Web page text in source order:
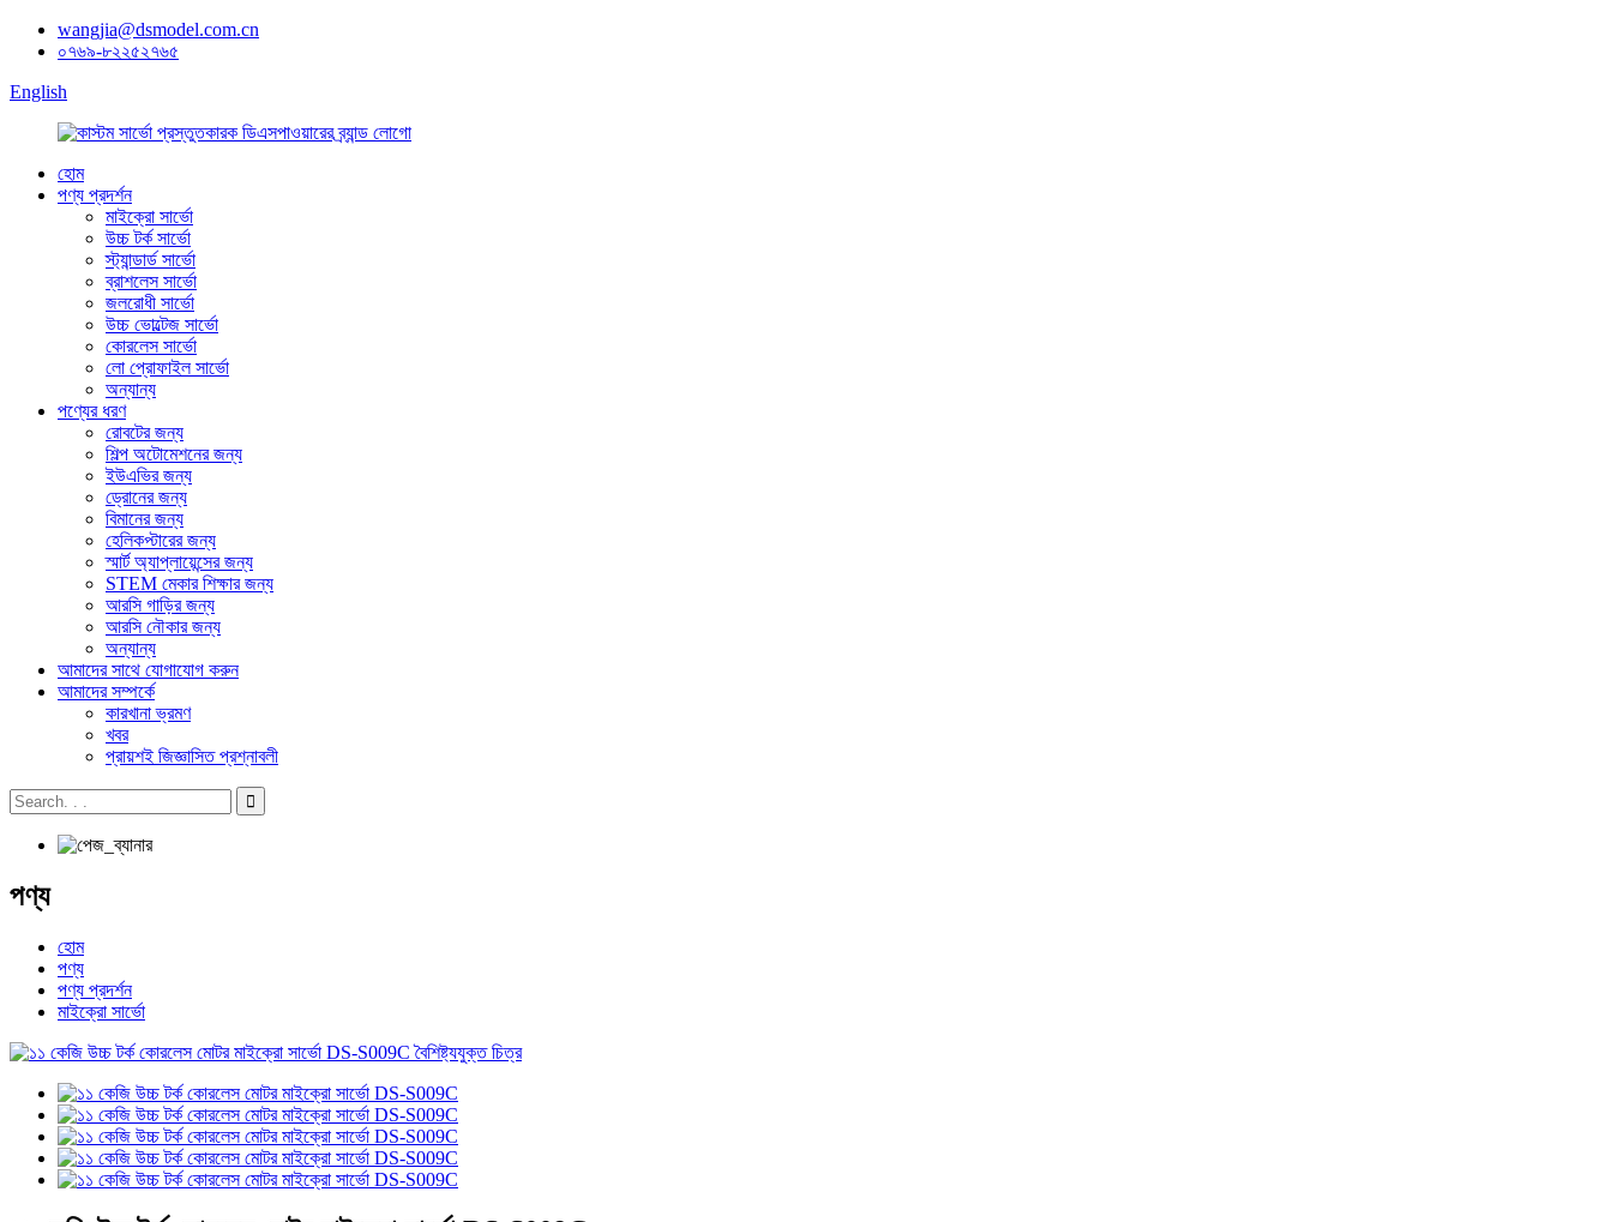
wangjia@dsmodel.com.cn
০৭৬৯-৮২২৫২৭৬৫
English
হোম
পণ্য প্রদর্শন
মাইক্রো সার্ভো
উচ্চ টর্ক সার্ভো
স্ট্যান্ডার্ড সার্ভো
ব্রাশলেস সার্ভো
জলরোধী সার্ভো
উচ্চ ভোল্টেজ সার্ভো
কোরলেস সার্ভো
লো প্রোফাইল সার্ভো
অন্যান্য
পণ্যের ধরণ
রোবটের জন্য
শিল্প অটোমেশনের জন্য
ইউএভির জন্য
ড্রোনের জন্য
বিমানের জন্য
হেলিকপ্টারের জন্য
স্মার্ট অ্যাপ্লায়েন্সের জন্য
STEM মেকার শিক্ষার জন্য
আরসি গাড়ির জন্য
আরসি নৌকার জন্য
অন্যান্য
আমাদের সাথে যোগাযোগ করুন
আমাদের সম্পর্কে
কারখানা ভ্রমণ
খবর
প্রায়শই জিজ্ঞাসিত প্রশ্নাবলী
পণ্য
হোম
পণ্য
পণ্য প্রদর্শন
মাইক্রো সার্ভো